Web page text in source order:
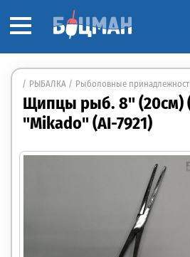
РЫБАЛКА Рыболовные
Щипцы рыб. 8" (20см)
"Mikado" (AI-7921)